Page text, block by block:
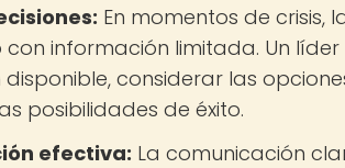
En momentos de crisis,
con información limitada. Un
considerar las
posibilidades de éxito.
efectiva: La comunicación